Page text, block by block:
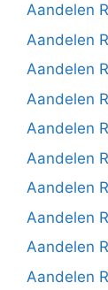
Aandelen
Aandelen
Aandelen
Aandelen
Aandelen
Aandelen
Aandelen
Aandelen
Aandelen
Aandelen